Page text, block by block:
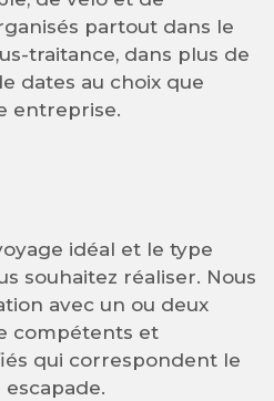
partout dans le
traitance, dans plus de
dates au choix que
entreprise.
idéal et le type
souhaitez réaliser. Nous
avec un ou deux
compétents et
qui correspondent le